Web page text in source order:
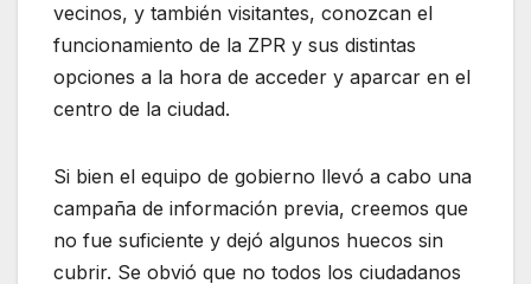
vecinos, y también visitantes, conozcan el
funcionamiento de la ZPR y sus distintas
opciones a la hora de acceder y aparcar en el
centro de la ciudad.
Si bien el equipo de gobierno llevó a cabo una
campaña de información previa, creemos que
no fue suficiente y dejó algunos huecos sin
cubrir. Se obvió que no todos los ciudadanos